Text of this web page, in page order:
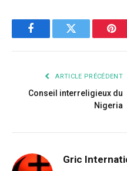
FacebookTwitter
ARTICLE PRÉCÉDENT
Conseil interreligieux du
Nigeria
Gric